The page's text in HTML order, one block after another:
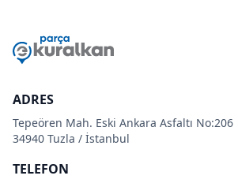
ADRES
Tepeören Mah. Eski Ankara Asfaltı No:206
34940 Tuzla / İstanbul
TELEFON